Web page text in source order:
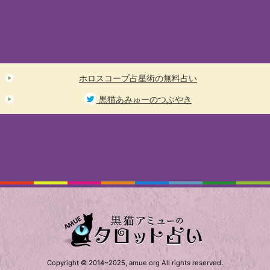
ホロスコープ占星術の無料占い
黒猫あみゅーのつぶやき
Copyright © 2014~2025, amue.org All rights reserved.